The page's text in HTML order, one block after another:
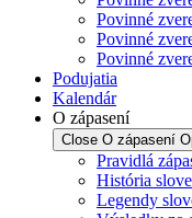
Povinné
Povinné
Povinné
Podujatia
Kalendár
O zápasení
Close O zápasení
Pravidlá
História
Legendy